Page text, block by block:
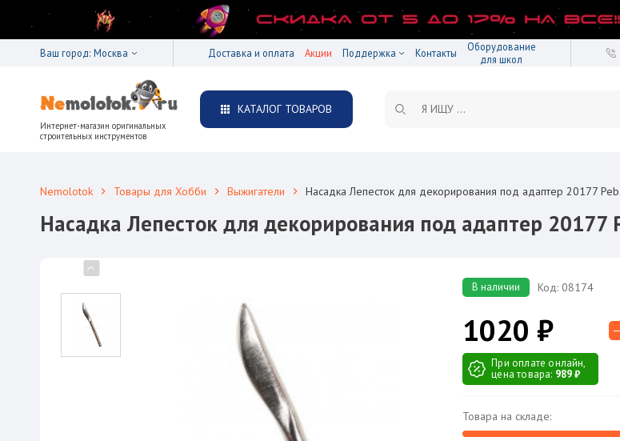
Ваш город: Москва Доставка и оплата Акции Поддержка Контакты
Оборудование
для школ
Интернет-магазин оригинальных
строительных инструментов
КАТАЛОГ ТОВАРОВ
Nemolotok Товары для Хобби Выжигатели Насадка Лепесток для декорирования под адаптер 20177
Насадка Лепесток для декорирования под адаптер 20177
В наличии Код: 08174
1020 ₽
При оплате онлайн,
цена товара: 989 ₽
Товара на складе: